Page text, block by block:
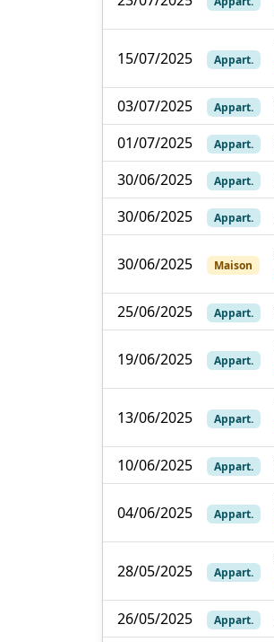
15/07/2025 Appart.
03/07/2025 Appart.
01/07/2025
Appart.
30/06/2025
Appart.
30/06/2025
Appart.
30/06/2025 Maison
25/06/2025 Appart.
19/06/2025 Appart.
13/06/2025 Appart.
10/06/2025 Appart.
04/06/2025 Appart.
28/05/2025 Appart.
26/05/2025 Appart.